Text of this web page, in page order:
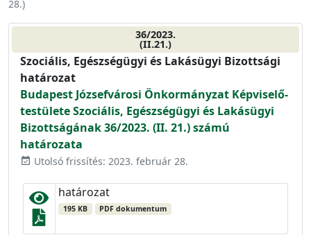
28.)
36/2023.
(II.21.)
Szociális, Egészségügyi és Lakásügyi Bizottsági
határozat
Budapest Józsefvárosi Önkormányzat Képviselő-
testülete Szociális, Egészségügyi és Lakásügyi
Bizottságának 36/2023. (II. 21.) számú
határozata
event_available Utolsó frissítés: 2023. február 28.
határozat
195 KB PDF dokumentum